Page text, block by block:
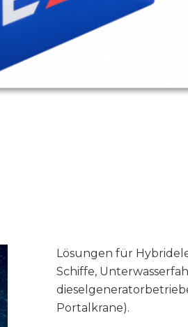
Lösungen für
Schiffe,
Portalkrane).